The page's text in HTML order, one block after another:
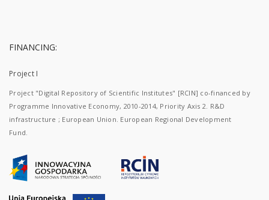
FINANCING:
Project I
Project "Digital Repository of Scientific Institutes" [RCIN] co-financed by
Programme Innovative Economy, 2010-2014, Priority Axis 2. R&D
infrastructure ; European Union. European Regional Development
Fund.